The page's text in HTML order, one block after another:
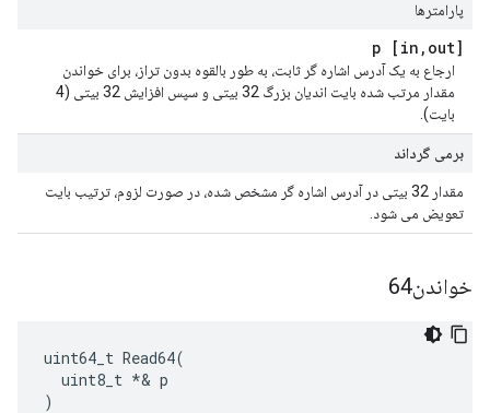
پارامترها
[in
, out] p
ارجاع به یک آدرس اشاره گر ثابت، به طور بالقوه بدون تراز، برای خواندن
مقدار مرتب شده بایت اندیان بزرگ 32 بیتی و سپس افزایش 32 بیتی (4
بایت).
برمی گرداند
مقدار 32 بیتی در آدرس اشاره گر مشخص شده، در صورت لزوم، ترتیب بایت
تعویض می شود.
خواندن64
uint64_t Read64(
  uint8_t *& p
)